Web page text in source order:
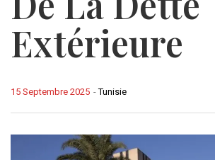
Extérieure
-Tunisie
15 Septembre 2025